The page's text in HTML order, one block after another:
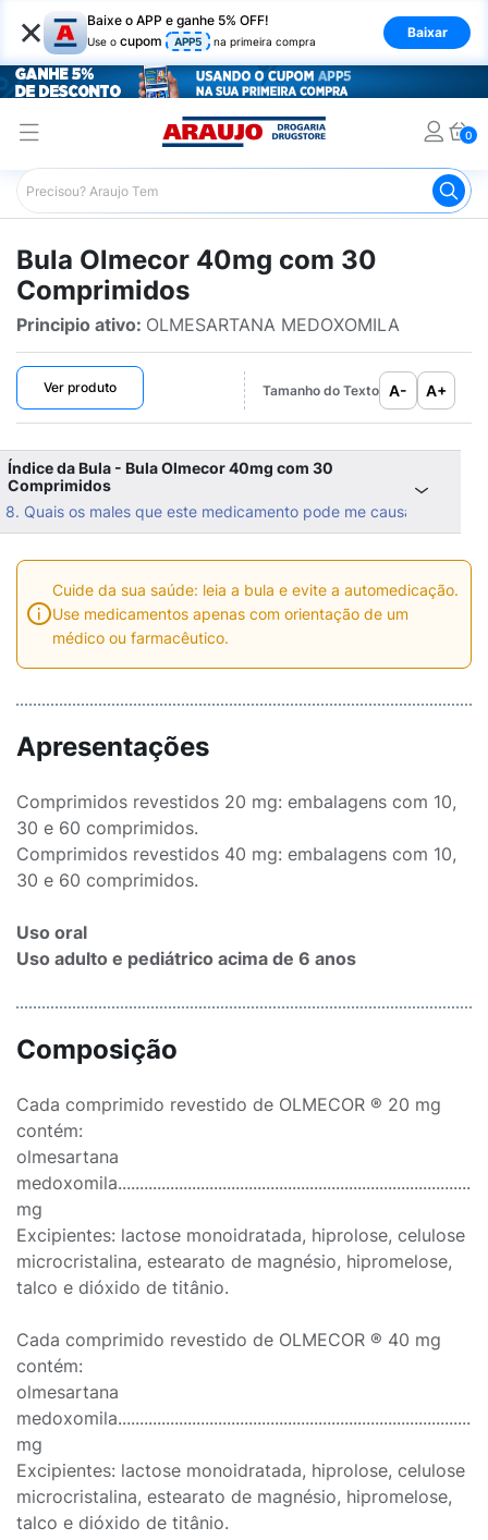
× Baixe o APP e ganhe 5% OFF!
Use o cupom APP5 na primeira compra
Baixar
0
Araujo Bulário Araujo Olmecor 40mg com 30
Bula Olmecor 40mg com 30
Comprimidos
Principio ativo: OLMESARTANA MEDOXOMILA
Ver produto Tamanho do Texto A- A+
Índice da Bula - Bula Olmecor 40mg com 30
Comprimidos
8. Quais os males que este medicamento pode me causar?
Cuide da sua saúde: leia a bula e evite a automedicação.
Use medicamentos apenas com orientação de um
médico ou farmacêutico.
Apresentações
Comprimidos revestidos 20 mg: embalagens com 10,
30 e 60 comprimidos.
Comprimidos revestidos 40 mg: embalagens com 10,
30 e 60 comprimidos.
Uso oral
Uso adulto e pediátrico acima de 6 anos
Composição
Cada comprimido revestido de OLMECOR ® 20 mg
contém:
olmesartana
mg
Excipientes: lactose monoidratada, hiprolose, celulose
microcristalina, estearato de magnésio, hipromelose,
talco e dióxido de titânio.
Cada comprimido revestido de OLMECOR ® 40 mg
contém:
olmesartana
mg
Excipientes: lactose monoidratada, hiprolose, celulose
microcristalina, estearato de magnésio, hipromelose,
talco e dióxido de titânio.